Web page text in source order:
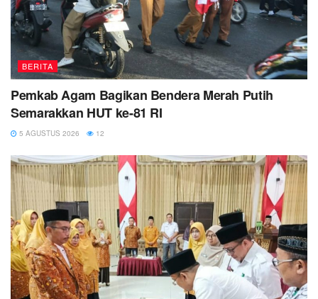
BERITA
Pemkab Agam Bagikan Bendera Merah Putih
Semarakkan HUT ke-81 RI
5 AGUSTUS 2026 12